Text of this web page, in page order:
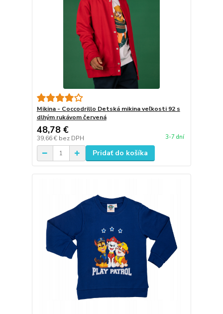
Mikina - Coccodrillo Detská mikina veľkosti 92 s
dlhým rukávom červená
48,78 €
39,66 € bez DPH 3-7 dní
Pridať do košíka